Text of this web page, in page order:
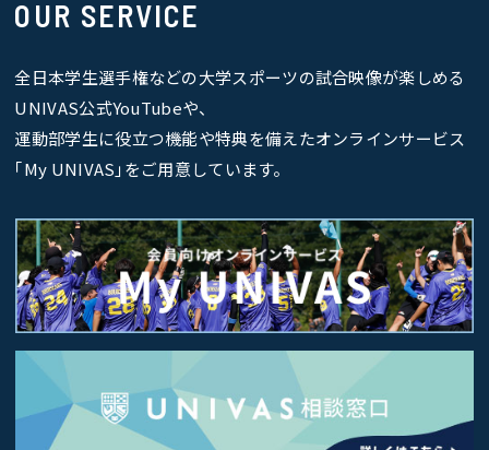
OUR SERVICE
全日本学生選手権などの大学スポーツの試合映像が楽しめる
UNIVAS公式YouTubeや、
運動部学生に役立つ機能や特典を備えたオンラインサービス
｢My UNIVAS｣をご用意しています。